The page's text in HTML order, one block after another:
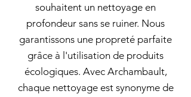
souhaitent un nettoyage en
profondeur sans se ruiner. Nous
garantissons une propreté parfaite
grâce à l'utilisation de produits
écologiques. Avec Archambault,
chaque nettoyage est synonyme de